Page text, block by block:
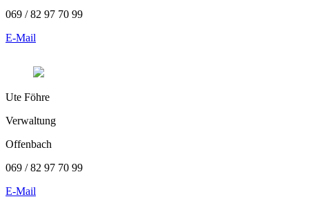
069 / 82 97 70 99
E-Mail
Ute Föhre
Verwaltung
Offenbach
069 / 82 97 70 99
E-Mail